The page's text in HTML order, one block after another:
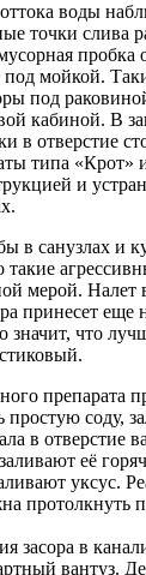
воды
точки слива
пробка
под мойкой.
под
кабиной. В
в отверстие
типа «Крот»
и
в санузлах и
такие
мерой. Налет
принесет еще
значит, что
препарата
простую соду,
в отверстие
её
уксус.
протолкнуть
засора в
вантуз.